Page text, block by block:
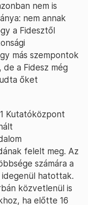
nem is
nem annak
a Fidesztől
más szempontok
a Fidesz még
őket
Kutatóközpont
felelt meg. Az
számára a
hatottak.
közvetlenül is
ha előtte 16